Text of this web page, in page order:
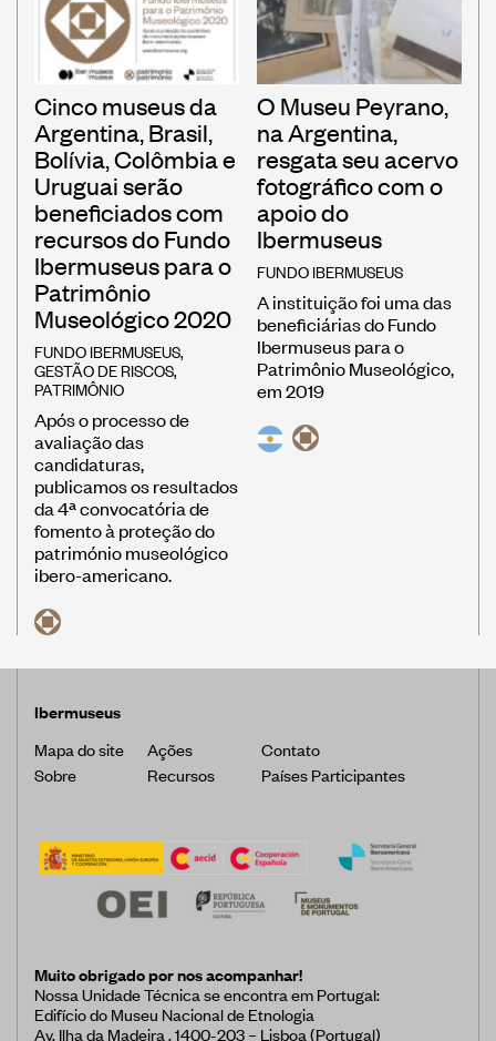
Cinco museus da
Argentina, Brasil,
Bolívia, Colômbia e
Uruguai serão
beneficiados com
recursos do Fundo
Ibermuseus para o
Patrimônio
Museológico 2020
FUNDO IBERMUSEUS,
GESTÃO DE RISCOS,
PATRIMÔNIO
Após o processo de
avaliação das
candidaturas,
publicamos os resultados
da 4ª convocatória de
fomento à proteção do
património museológico
ibero-americano.
O Museu Peyrano,
na Argentina,
resgata seu acervo
fotográfico com o
apoio do
Ibermuseus
FUNDO IBERMUSEUS
A instituição foi uma das
beneficiárias do Fundo
Ibermuseus para o
Patrimônio Museológico,
em 2019
Ibermuseus
Mapa do site
Ações
Contato
Sobre
Recursos Países Participantes
Muito obrigado por nos acompanhar!
Nossa Unidade Técnica se encontra em Portugal:
Edifício do Museu Nacional de Etnologia
Av. Ilha da Madeira , 1400-203 – Lisboa (Portugal)